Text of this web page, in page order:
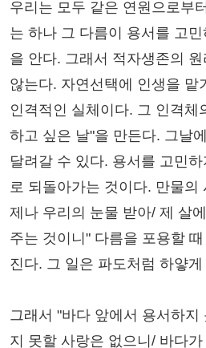
우리는 모두 같은 연원으로부
는 하나 그 다름이 용서를 고
을 안다. 그래서 적자생존의
않는다. 자연선택에 인생을 맡
인격적인 실체이다. 그 인격체
하고 싶은 날"을 만든다. 그날
달려갈 수 있다. 용서를 고민
로 되돌아가는 것이다. 만물의
제나 우리의 눈물 받아/ 제 살
주는 것이니" 다름을 포용할
진다. 그 일은 파도처럼 하얗
그래서 "바다 앞에서 용서하
지 못할 사랑은 없으니/ 바다